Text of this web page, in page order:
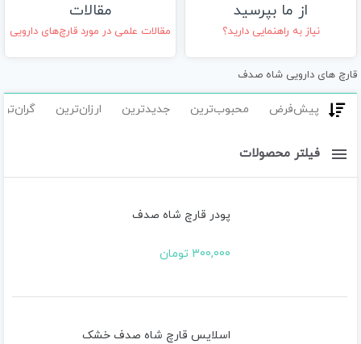
از ما بپرسید
نیاز به راهنمایی دارید؟
مقالات
مقالات علمی در مورد قارچ‌های دارویی
قارچ های دارویی شاه صدف
پیش‌فرض محبوب‌ترین جدیدترین ارزان‌ترین
فیلتر محصولات
پودر قارچ شاه صدف
300,000 تومان
اسلایس قارچ شاه صدف خشک